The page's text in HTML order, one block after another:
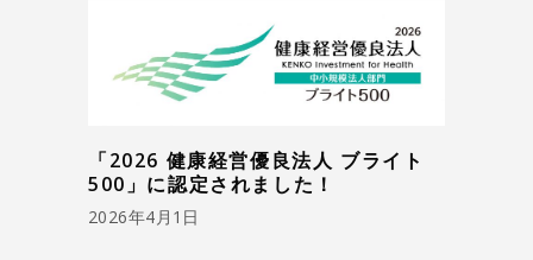
「2026 健康経営優良法人 ブライト
500」に認定されました！
2026年4月1日